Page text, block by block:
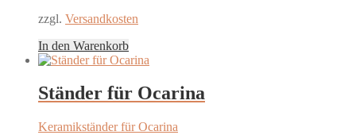
zzgl. Versandkosten
In den Warenkorb
Ständer für Ocarina
Keramikständer für Ocarina